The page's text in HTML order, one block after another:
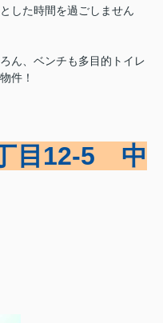
した時間を過ごしません
ん、ベンチも多目的トイレ
件！
目12-5 中